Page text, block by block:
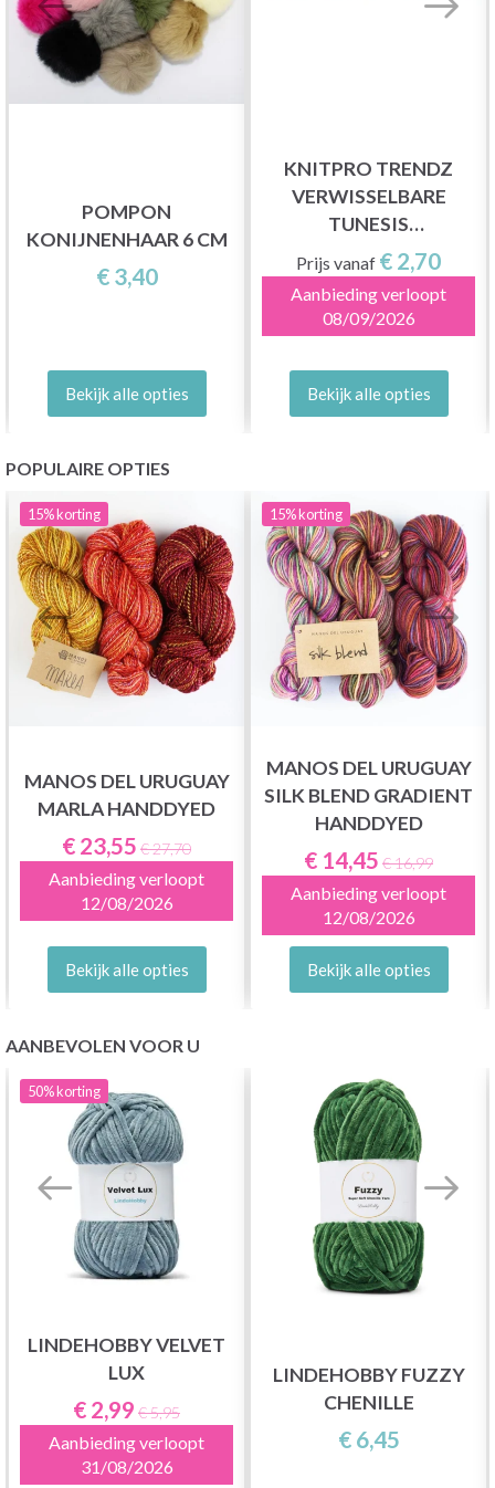
POMPON
KONIJNENHAAR 6 CM
€ 3,40
Bekijk alle opties
KNITPRO TRENDZ
VERWISSELBARE
TUNESIS
HAAKNAALDEN (5-
12MM)
Prijs vanaf € 2,70
Aanbieding verloopt
08/09/2026
Bekijk alle opties
POPULAIRE OPTIES
15%korting
MANOS DEL URUGUAY
MARLA HANDDYED
€ 23,55 € 27,70
Aanbieding verloopt
12/08/2026
Bekijk alle opties
15%korting
MANOS DEL URUGUAY
SILK BLEND GRADIENT
HANDDYED
€ 14,45 € 16,99
Aanbieding verloopt
12/08/2026
Bekijk alle opties
AANBEVOLEN VOOR U
50%korting
LINDEHOBBY VELVET
LUX
€ 2,99 € 5,95
Aanbieding verloopt
31/08/2026
LINDEHOBBY FUZZY
CHENILLE
€ 6,45